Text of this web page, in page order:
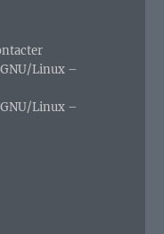
Linux –
Linux –